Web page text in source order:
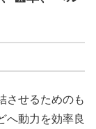
させるためのも
へ動力を効率良